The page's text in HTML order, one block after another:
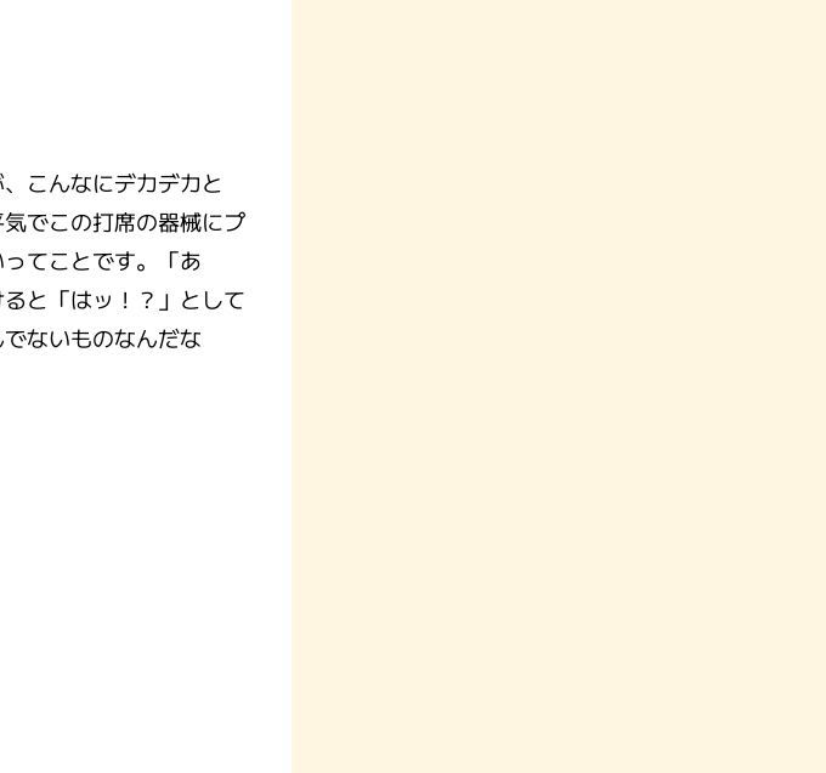
こんなにデカデカと
でこの打席の器械にプ
てことです。「あ
と「はッ！？」として
ないものなんだな